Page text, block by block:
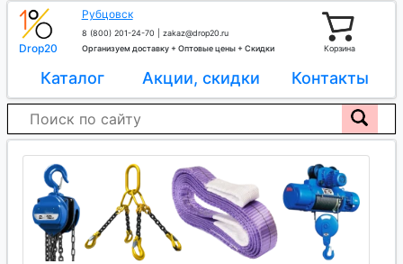
Drop20
Рубцовск
8 (800) 201-24-70
zakaz@drop20.ru
Организуем доставку + Оптовые цены + Скидки
Корзина
Каталог Акции, скидки Контакты